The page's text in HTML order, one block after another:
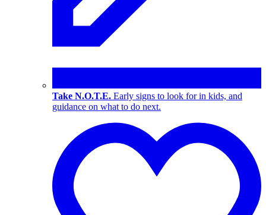
Take N.O.T.E. Early signs to look for in kids, and
guidance on what to do next.